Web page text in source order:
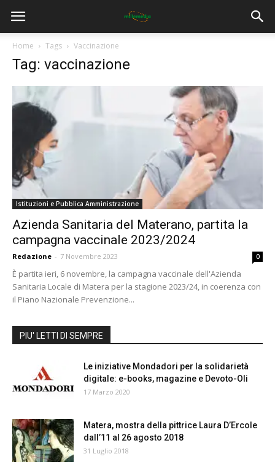
Home Tags Vaccinazione
Tag: vaccinazione
Istituzioni e Pubblica Amministrazione
Azienda Sanitaria del Materano, partita la
campagna vaccinale 2023/2024
Redazione - 7 Novembre 2023 0
È partita ieri, 6 novembre, la campagna vaccinale dell'Azienda
Sanitaria Locale di Matera per la stagione 2023/24, in coerenza con
il Piano Nazionale Prevenzione...
PIU' LETTI DI SEMPRE
Le iniziative Mondadori per la solidarietà
digitale: e-books, magazine e Devoto-Oli
17 Marzo 2020
Matera, mostra della pittrice Laura D’Ercole
dall’11 al 26 agosto 2018
31 Luglio 2018